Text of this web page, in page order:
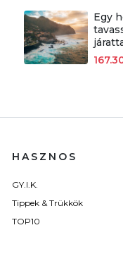
Egy
HASZNOS
GY.I.K.
Tippek & Trükkök
TOP10